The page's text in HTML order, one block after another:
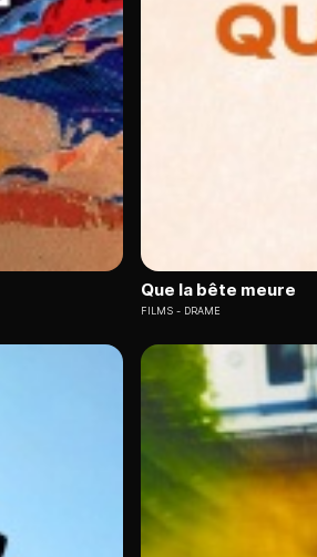
Que la bête meure
FILMS DRAME